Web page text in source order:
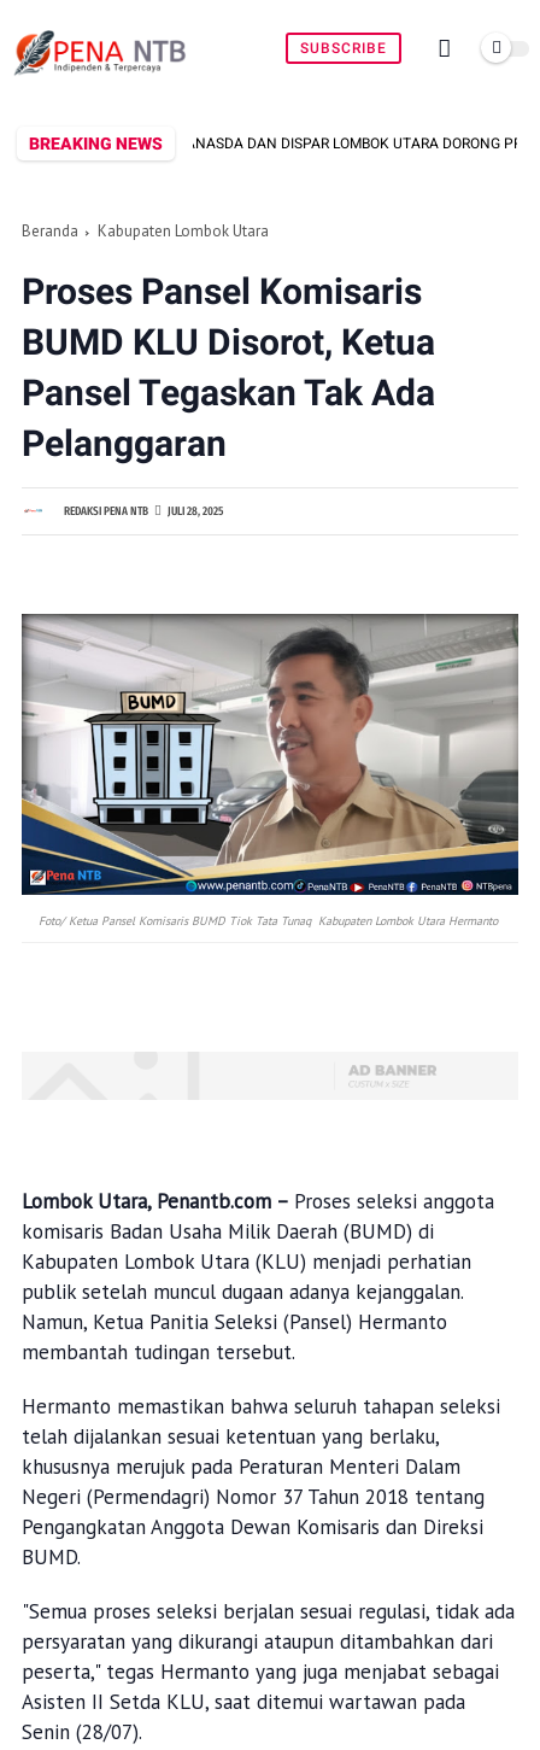
SUBSCRIBE
BREAKING NEWS
DAN DISPAR LOMBOK UTARA DORONG PROMOSI WASTRA LOKAL
Beranda Kabupaten Lombok Utara
Proses Pansel Komisaris
BUMD KLU Disorot, Ketua
Pansel Tegaskan Tak Ada
Pelanggaran
REDAKSI PENA NTB JULI 28, 2025
Foto/ Ketua Pansel Komisaris BUMD Tiok Tata Tunaq Kabupaten Lombok Utara Hermanto
Lombok Utara, Penantb.com – Proses seleksi anggota
komisaris Badan Usaha Milik Daerah (BUMD) di
Kabupaten Lombok Utara (KLU) menjadi perhatian
publik setelah muncul dugaan adanya kejanggalan.
Namun, Ketua Panitia Seleksi (Pansel) Hermanto
membantah tudingan tersebut.
Hermanto memastikan bahwa seluruh tahapan seleksi
telah dijalankan sesuai ketentuan yang berlaku,
khususnya merujuk pada Peraturan Menteri Dalam
Negeri (Permendagri) Nomor 37 Tahun 2018 tentang
Pengangkatan Anggota Dewan Komisaris dan Direksi
BUMD.
"Semua proses seleksi berjalan sesuai regulasi, tidak ada
persyaratan yang dikurangi ataupun ditambahkan dari
peserta," tegas Hermanto yang juga menjabat sebagai
Asisten II Setda KLU, saat ditemui wartawan pada
Senin (28/07).